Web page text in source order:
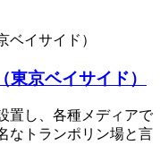
東京ベイサイド）
置し、各種メディアで
なトランポリン場と言